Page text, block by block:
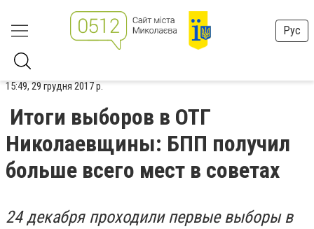
Рус
15:49, 29 грудня 2017 р.
Итоги выборов в ОТГ
Николаевщины: БПП получил
больше всего мест в советах
24 декабря проходили первые выборы в